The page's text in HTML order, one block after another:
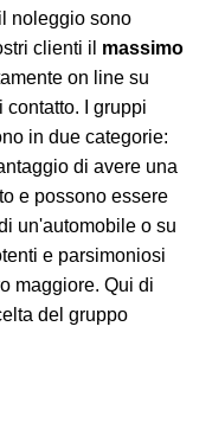
noleggio sono
clienti il massimo
on line su
I gruppi
in due categorie:
di avere una
e possono essere
un'automobile o su
e parsimoniosi
maggiore. Qui di
del gruppo